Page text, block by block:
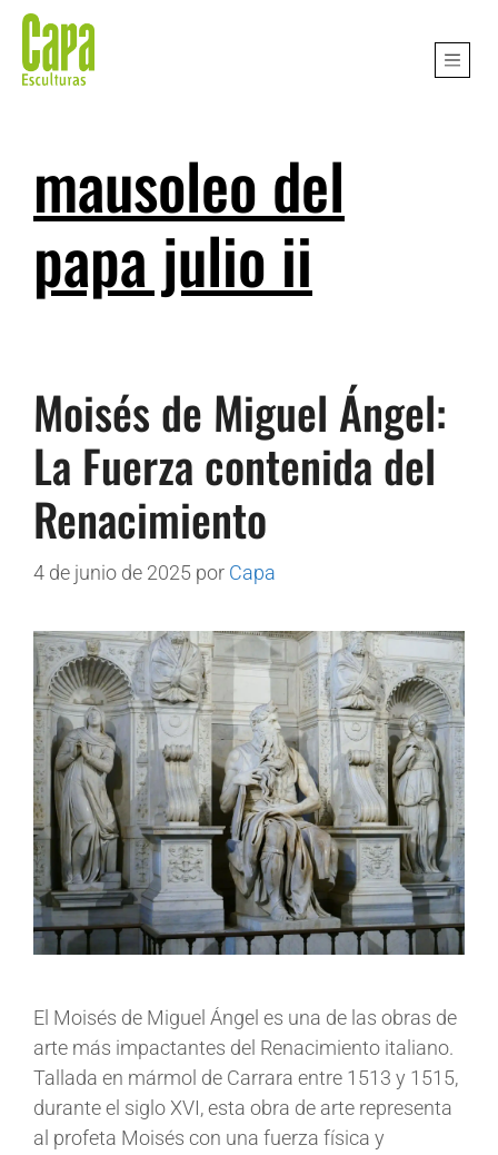
mausoleo del
papa julio ii
Moisés de Miguel Ángel:
La Fuerza contenida del
Renacimiento
4 de junio de 2025 por Capa
El Moisés de Miguel Ángel es una de las obras de
arte más impactantes del Renacimiento italiano.
Tallada en mármol de Carrara entre 1513 y 1515,
durante el siglo XVI, esta obra de arte representa
al profeta Moisés con una fuerza física y